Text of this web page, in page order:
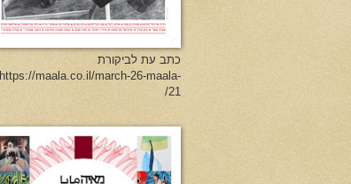
כתב עת לביקורת
https://maala.co.il/march-26-maala-
21/